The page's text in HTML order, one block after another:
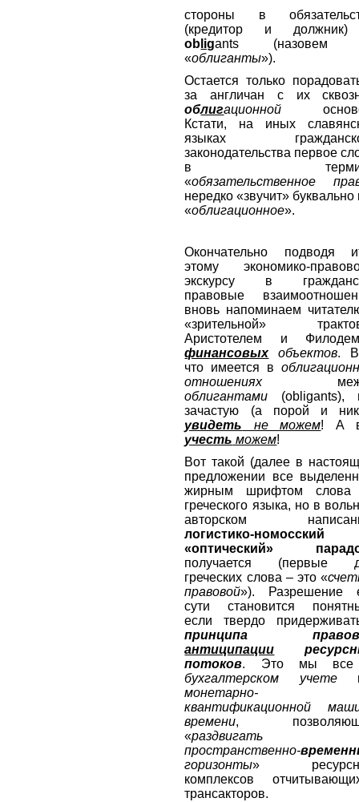
стороны в
(кредитор и
ob ligants (назовем
«облиганты»).
Остается только
за англичан с их
облигационной
Кстати, на иных
языках
законодательства первое
в
«обязательственное
нередко «звучит» буквально
«облигационное».
Окончательно подводя
этому экономико-
экскурсу в
правовые
вновь напоминаем
«зрительной»
Аристотелем и
финансовыхобъектов.
что имеется в
отношениях
облигантами (obligants),
зачастую (а порой и
увидеть
не можем! А
учесть можем!
Вот такой (далее в
предложении все
жирным шрифтом слова
греческого языка, но в
авторском
логистико-номосский
«оптический»
получается (первые
греческих слова – это «
правовой»). Разрешение
сути становится
если твердо
принципа
антиципации
потоков. Это мы
бухгалтерском учете
монетарно-
квантификационной
времени,
«раздвигать
пространственно-
горизонты»
комплексов
трансакторов.